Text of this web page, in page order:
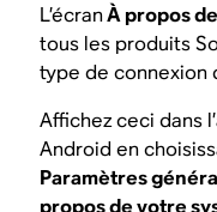
L’écranÀ propos
tous les produits
type de connexion
Affichez ceci dans
Android en
Paramètres